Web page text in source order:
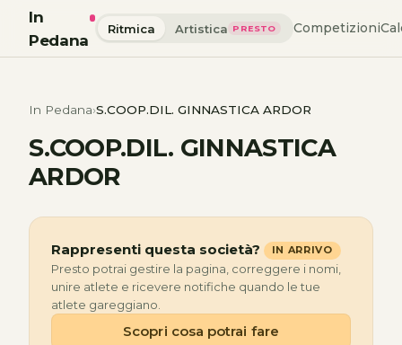
In
Pedana
Ritmica Artistica PRESTO Competizioni
In Pedana S.COOP.DIL. GINNASTICA ARDOR
S.COOP.DIL. GINNASTICA
ARDOR
Rappresenti questa società? IN ARRIVO
Presto potrai gestire la pagina, correggere i nomi,
unire atlete e ricevere notifiche quando le tue
atlete gareggiano.
Scopri cosa potrai fare